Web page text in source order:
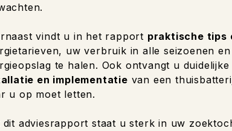
vindt u in het rapport praktische tips
uw verbruik in alle seizoenen
te halen. Ook ontvangt u
en implementatie van een
u op moet letten.
dit adviesrapport staat u sterk in uw